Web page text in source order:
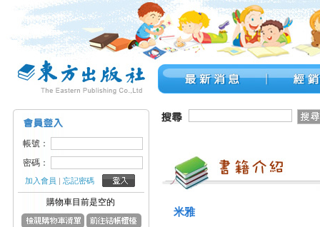
帳號：
密碼：
加入會員 |忘記密碼
購物車目前是空的
米雅